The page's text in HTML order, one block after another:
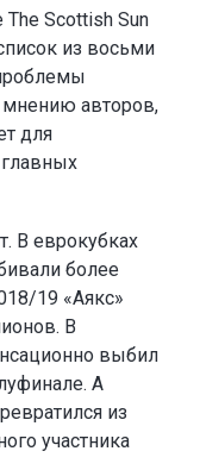
Scottish Sun
из восьми
авторов,
для
В еврокубках
более
19 «Аякс»
В
выбил
А
из
участника